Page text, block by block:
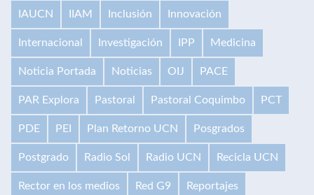
IAUCN IIAM Inclusión Innovación
Internacional Investigación IPP Medicina
Noticia Portada Noticias OIJ PACE
PAR Explora Pastoral Pastoral Coquimbo PCT
PDE PEI Plan Retorno UCN Posgrados
Postgrado Radio Sol Radio UCN Recicla UCN
Rector en los medios Red G9 Reportajes